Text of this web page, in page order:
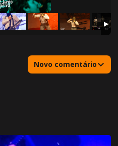
Novo comentário